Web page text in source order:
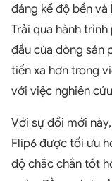
đáng kể độ bền và
Trải qua hành
đầu của dòng sản
tiến xa hơn trong
với việc nghiên
Với sự đổi mới
Flip6 được tối ưu
độ chắc chắn tốt